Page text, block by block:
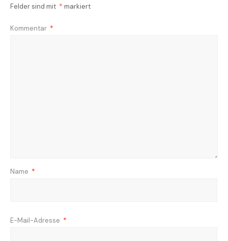
Felder sind mit * markiert
Kommentar *
Name *
E-Mail-Adresse *